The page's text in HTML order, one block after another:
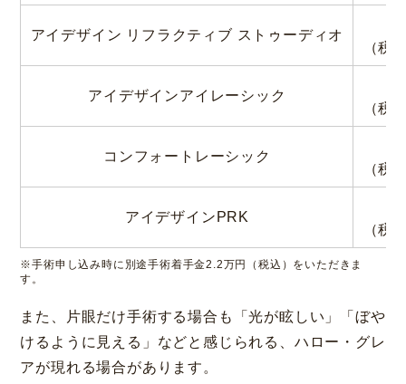
アイデザイン リフラクティブ ストゥーディオ
（税
アイデザインアイレーシック
（税
コンフォートレーシック
（税
アイデザインPRK
（税
※手術申し込み時に別途手術着手金2.2万円（税込）をいただきま
す。
また、片眼だけ手術する場合も「光が眩しい」「ぼや
けるように見える」などと感じられる、ハロー・グレ
アが現れる場合があります。
大阪 梅田(本院)